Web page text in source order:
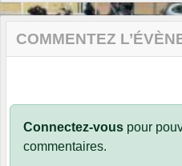
COMMENTEZ
Connectez-vous pour
commentaires.